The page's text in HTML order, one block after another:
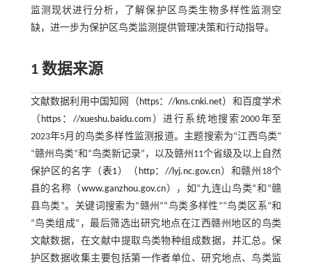
监测现状进行分析，了解保护区鸟类生物多样性监测空
缺，进一步为保护区鸟类监测提供管理决策和行动指导。
1 数据来源
文献数据利用中国知网（https：//kns.cnki.net）和百度学术
（ https：//xueshu.baidu.com）进行系统地搜索2000年至
2023年5月的鸟类多样性监测报道。主题搜索为“江西鸟类”
“赣州鸟类”和“鸟类新记录”，以及赣州11个省级及以上自然
保护区的名字（表1）（ http：//lyj.nc.gov.cn）和赣州18个
县的名称（www.ganzhou.gov.cn），如“九连山鸟类”和“赣
县鸟类”。关键词搜索为“赣州”“鸟类多样性”“鸟类区系”和
“鸟类组成”，最后筛选出研究地点在江西赣州地区的鸟类
文献数据，在文献中提取鸟类物种组成数据，并汇总。保
护区数据收集主要包括第一作者单位、研究地点、鸟类监